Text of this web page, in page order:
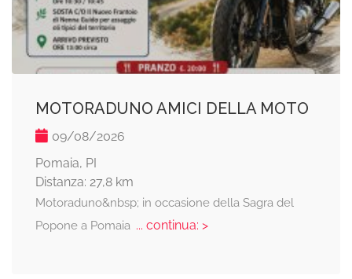
MOTORADUNO AMICI DELLA MOTO
09/08/2026
Pomaia, PI
Distanza: 27,8 km
Motoraduno&nbsp; in occasione della Sagra del
Popone a Pomaia... continua: >